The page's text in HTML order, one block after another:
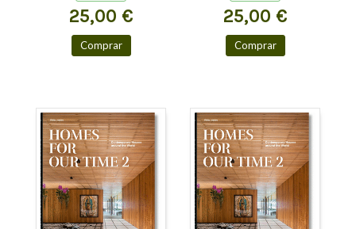
25,00 €
Comprar
25,00 €
Comprar